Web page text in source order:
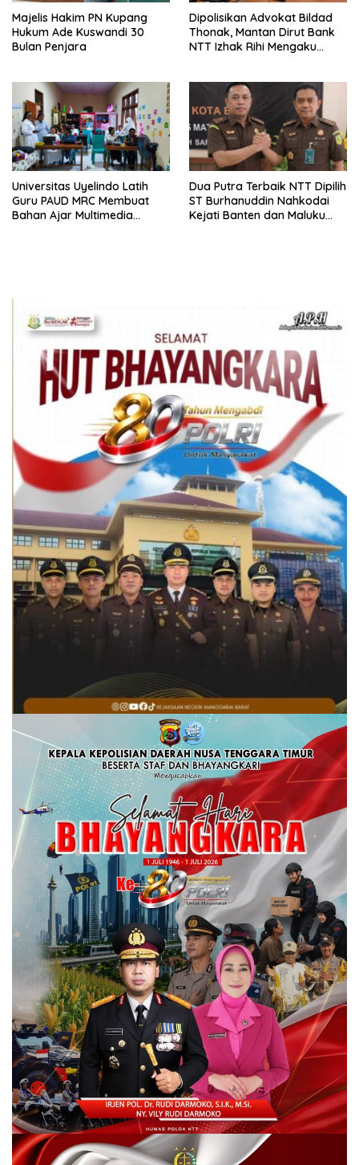
Majelis Hakim PN Kupang
Hukum Ade Kuswandi 30
Bulan Penjara
Dipolisikan Advokat Bildad
Thonak, Mantan Dirut Bank
NTT Izhak Rihi Mengaku
Universitas Uyelindo Latih
Guru PAUD MRC Membuat
Bahan Ajar Multimedia
Dua Putra Terbaik NTT Dipilih
ST Burhanuddin Nahkodai
Kejati Banten dan Maluku